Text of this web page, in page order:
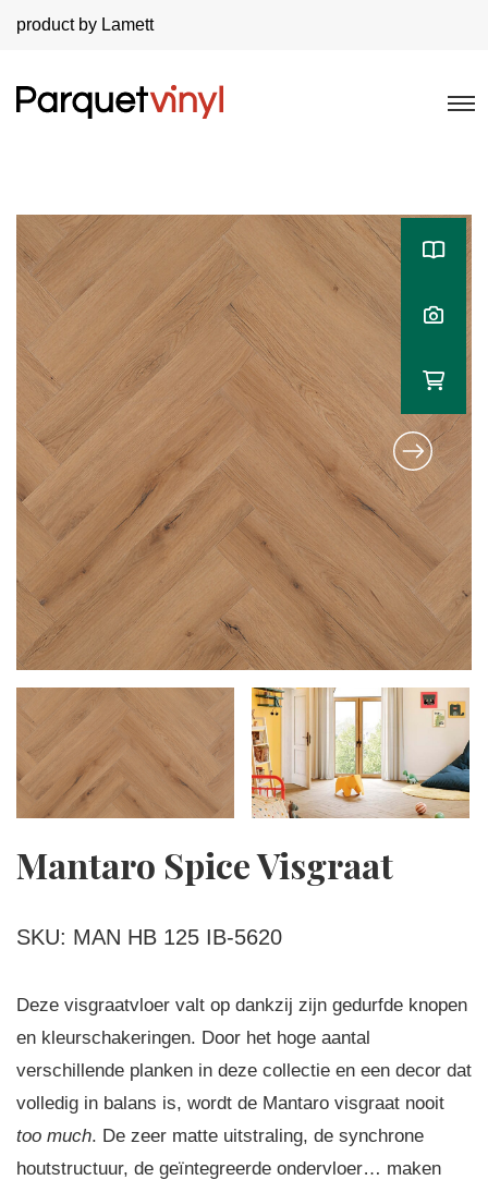
product by Lamett
Mantaro Spice Visgraat
SKU: MAN HB 125 IB-5620
Deze visgraatvloer valt op dankzij zijn gedurfde knopen
en kleurschakeringen. Door het hoge aantal
verschillende planken in deze collectie en een decor dat
volledig in balans is, wordt de Mantaro visgraat nooit
too much. De zeer matte uitstraling, de synchrone
houtstructuur, de geïntegreerde ondervloer… maken